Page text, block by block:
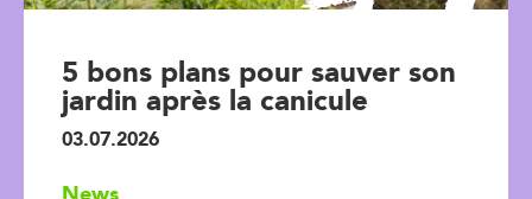
5 bons plans pour sauver son
jardin après la canicule
03.07.2026